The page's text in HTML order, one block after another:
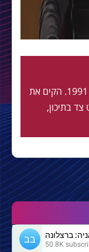
חי ונושם בלאוגרנה מאז 1991. הקים את
בתיכון,